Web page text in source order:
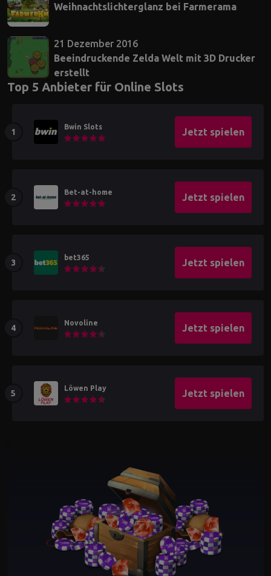
Weihnachtslichterglanz bei Farmerama
21 Dezember 2016
Beeindruckende Zelda Welt mit 3D Drucker
erstellt
Top 5 Anbieter für Online Slots
Bwin Slots Jetzt spielen
Bet-at-home Jetzt spielen
bet365 Jetzt spielen
Novoline Jetzt spielen
Löwen Play Jetzt spielen